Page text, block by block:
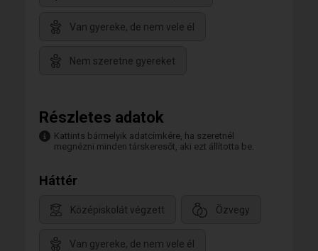
Van gyereke, de nem vele él
Nem szeretne gyereket
Részletes adatok
Kattints bármelyik adatcímkére, ha szeretnél
megnézni minden társkeresőt, aki ezt állította be.
Háttér
Középiskolát végzett Özvegy
Van gyereke, de nem vele él